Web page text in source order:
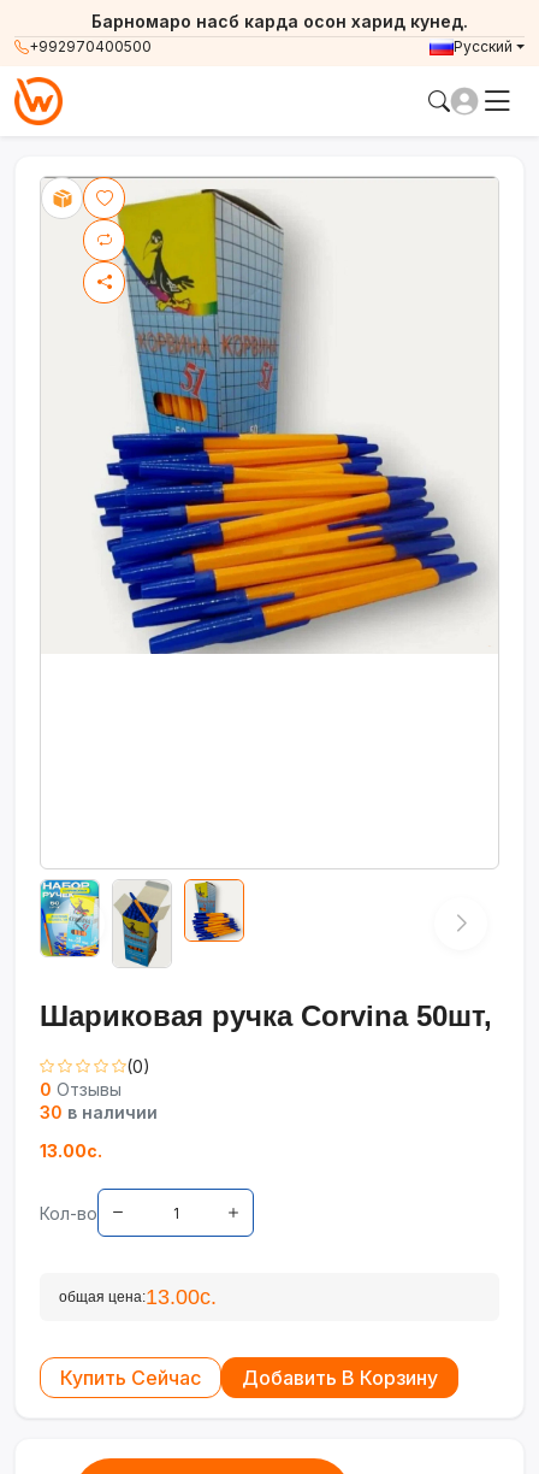
+992970400500
Барномаро насб карда осон харид кунед.
Русский
Шариковая ручка Corvina 50шт,
(0)
0 Отзывы
30 в наличии
13.00с.
Кол-во
общая цена:13.00с.
Купить Сейчас Добавить В Корзину